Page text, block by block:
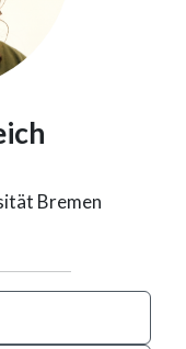
Bremen